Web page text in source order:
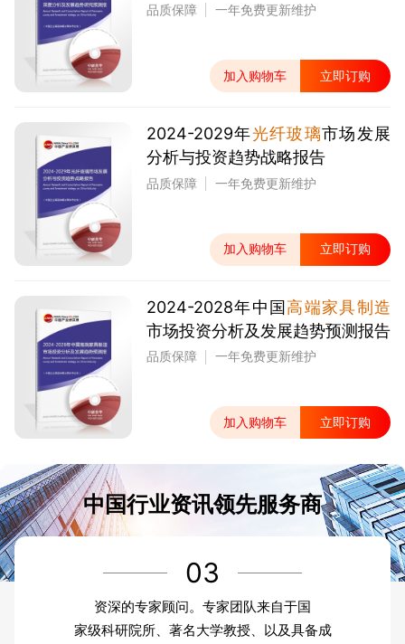
品质保障 一年免费更新维护
加入购物车 立即订购
2024-2029年光纤玻璃市场发展
分析与投资趋势战略报告
品质保障 一年免费更新维护
加入购物车 立即订购
2024-2028年中国高端家具制造
市场投资分析及发展趋势预测报告
品质保障 一年免费更新维护
加入购物车 立即订购
中国行业资讯领先服务商
03
资深的专家顾问。专家团队来自于国
家级科研院所、著名大学教授、以及具备成